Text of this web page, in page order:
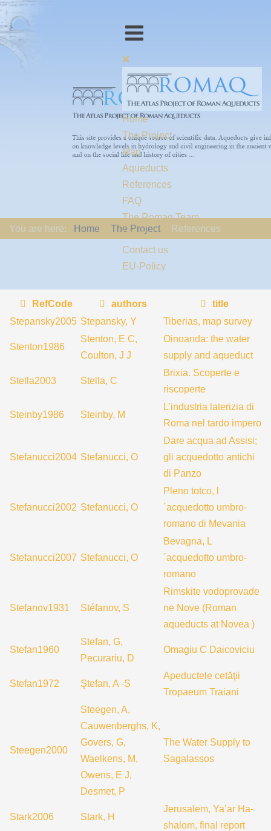
Home
The Project
Map
Aqueducts
References
FAQ
The Romaq Team
Links
Contact us
EU-Policy
You are here: Home The Project References
RefCode authors
title
Stepansky2005 Stepansky, Y Tiberias, map survey
Stenton1986
Stenton, E C,
Coulton, J J
Oinoanda: the water
supply and aqueduct
Stella2003 Stella, C
Brixia. Scoperte e
riscoperte
Steinby1986 Steinby, M
L’industria laterizia di
Roma nel tardo impero
Stefanucci2004 Stefanucci, O
Dare acqua ad Assisi;
gli acquedotto antichi
di Panzo
Stefanucci2002 Stefanucci, O
Pleno totco, l
´acquedotto umbro-
romano di Mevania
Stefanucci2007 Stefanucci, O
Bevagna, L
´acquedotto umbro-
romano
Stefanov1931 Stéfanov, S
Rimskite vodoprovade
ne Nove (Roman
aqueducts at Novea )
Stefan1960
Stefan, G,
Pecurariu, D
Omagiu C Daicoviciu
Stefan1972 Ştefan, A -S
Apeductele cetăţii
Tropaeum Traiani
Steegen2000
Steegen, A,
Cauwenberghs, K,
Govers, G,
Waelkens, M,
Owens, E J,
Desmet, P
The Water Supply to
Sagalassos
Stark2006 Stark, H
Jerusalem, Ya’ar Ha-
shalom, final report